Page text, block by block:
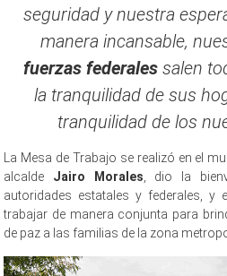
seguridad y nuestra
manera incansable,
fuerzas federalessalen
la tranquilidad de sus
tranquilidad de los
La Mesa de Trabajo se realizó en el
alcalde Jairo Morales, dio la
autoridades estatales y federales, y
trabajar de manera conjunta para
de paz a las familias de la zona